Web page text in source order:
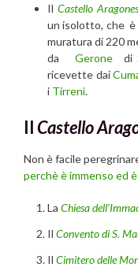
Il Castello
un isolotto, che è
muratura di 220
da
Gerone di
ricevette dai
i Tirreni.
IlCastello
Non è facile
perchè è immenso ed
La Chiesa
Il Convento di S.
Il Cimitero delle